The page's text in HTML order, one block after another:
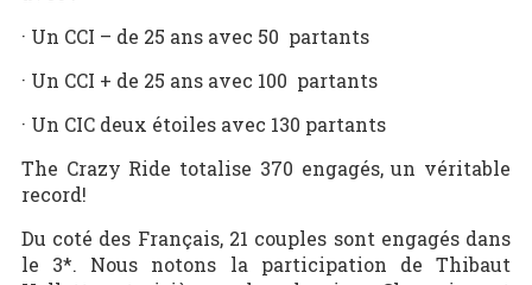
· Un CCI – de 25 ans avec 50 partants
· Un CCI + de 25 ans avec 100 partants
· Un CIC deux étoiles avec 130 partants
The Crazy Ride totalise 370 engagés, un véritable
record!
Du coté des Français, 21 couples sont engagés dans
le 3*. Nous notons la participation de Thibaut